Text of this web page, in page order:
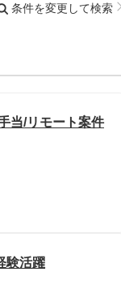
条件を変更して検索
当/リモート案件
験活躍